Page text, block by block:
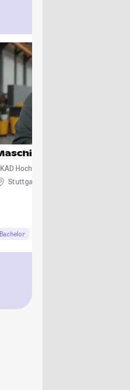
Hochschule Stuttgart - staatlich
Stuttgart
Bachelor